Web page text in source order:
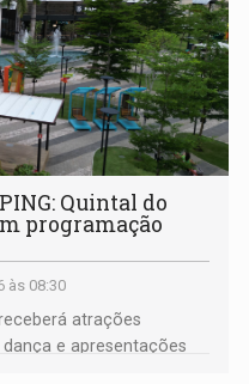
Quintal do
programação
às 08:30
atrações
e apresentações